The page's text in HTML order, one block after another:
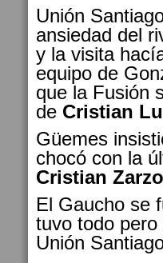
Unión
ansiedad del
y la visita
equipo de
que la Fusión
de Cristian
Güemes
chocó con la
Cristian Zarzo
El Gaucho se
tuvo todo
Unión